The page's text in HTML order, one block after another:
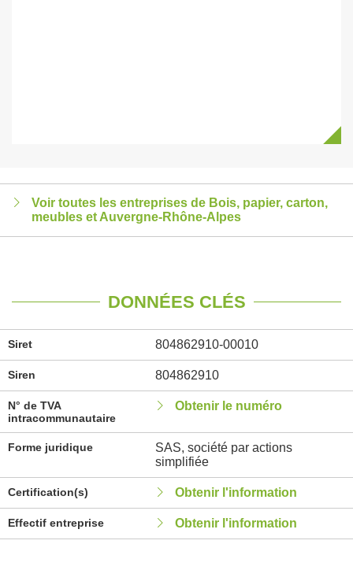
Voir toutes les entreprises de Bois, papier, carton,
meubles et Auvergne-Rhône-Alpes
DONNÉES CLÉS
Siret 804862910-00010
Siren 804862910
N° de TVA
intracommunautaire
Obtenir le numéro
Forme juridique
SAS, société par actions
simplifiée
Certification(s) Obtenir l'information
Effectif entreprise Obtenir l'information